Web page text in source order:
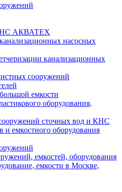
КНС АКВАТЕХ
насосных
канализационных
сооружений
емкости
оборудования,
сточных вод и КНС
и емкостного оборудования
емкостей, оборудования
емкости в Москве,